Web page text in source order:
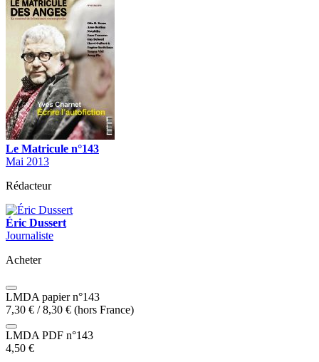
Le Matricule n°143
Mai 2013
Rédacteur
Éric Dussert
Journaliste
Acheter
LMDA papier n°143
7,30 € /8,30 € (hors France)
LMDA PDF n°143
4,50 €